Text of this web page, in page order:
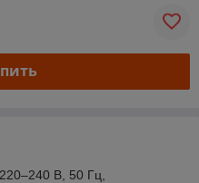
В, 50 Гц,